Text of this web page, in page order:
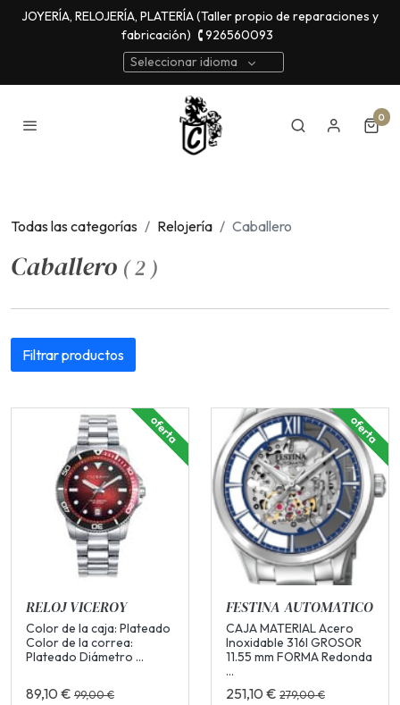
JOYERÍA, RELOJERÍA, PLATERÍA (Taller propio de reparaciones y
fabricación) 🕻 926560093
Seleccionar idioma
0
Todas las categorías Relojería Caballero
Caballero (2 )
Filtrar productos
RELOJ VICEROY
Color de la caja: Plateado
Color de la correa:
Plateado Diámetro ...
89,10 € 99,00 €
oferta
FESTINA AUTOMATICO
CAJA MATERIAL Acero
Inoxidable 316l GROSOR
11.55 mm FORMA Redonda
...
251,10 € 279,00 €
oferta